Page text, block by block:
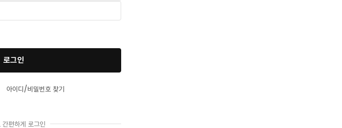
로그인
아이디/비밀번호 찾기
간편하게 로그인